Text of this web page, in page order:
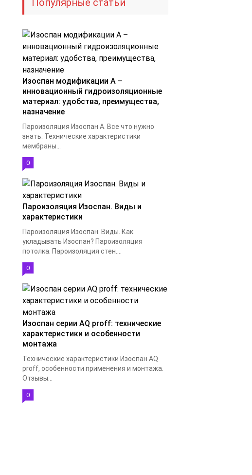
Популярные статьи
Изоспан модификации А –
инновационный гидроизоляционные
материал: удобства, преимущества,
назначение
Пароизоляция Изоспан А. Все что нужно
знать. Технические характеристики
мембраны...
0
Пароизоляция Изоспан. Виды и
характеристики
Пароизоляция Изоспан. Виды. Как
укладывать Изоспан? Пароизоляция
потолка. Пароизоляция стен....
0
Изоспан серии AQ proff: технические
характеристики и особенности
монтажа
Технические характеристики Изоспан AQ
proff, особенности применения и монтажа.
Отзывы...
0